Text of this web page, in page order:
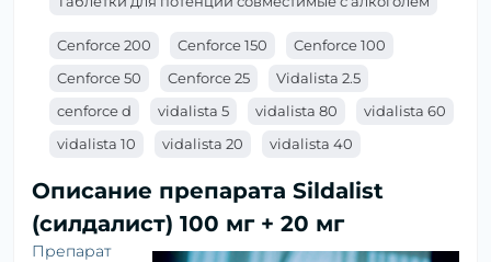
Cenforce 200 Cenforce 150
Cenforce 100
Cenforce 50
Cenforce 25
Vidalista 2.5
cenforce d
vidalista 5 vidalista 80
vidalista 60
vidalista 10
vidalista 20 vidalista 40
Описание препарата Sildalist
(силдалист) 100 мг + 20 мг
Препарат